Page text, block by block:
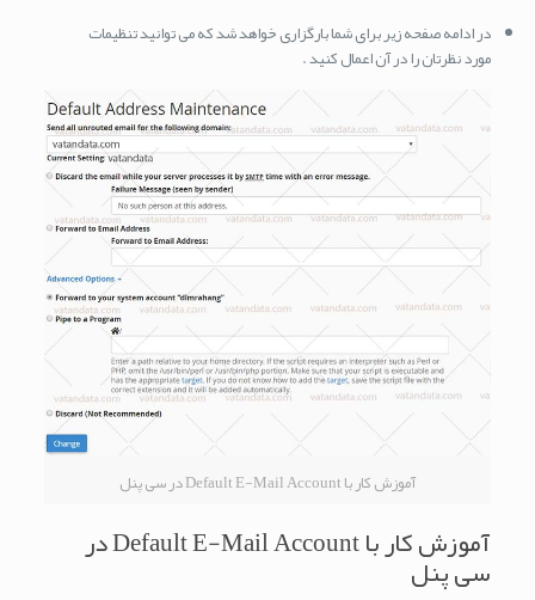
در ادامه صفحه زیر برای شما بارگزاری خواهد شد که می توانید تنظیمات
مورد نظرتان را در آن اعمال کنید .
آموزش کار با Default E-Mail Account در سی پنل
آموزش کار با Default E-Mail Account در
سی پنل